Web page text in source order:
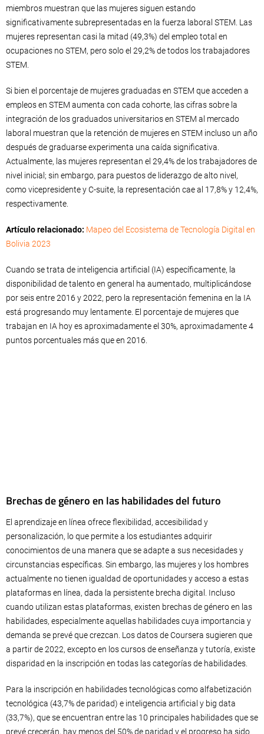
miembros muestran que las mujeres siguen estando
significativamente subrepresentadas en la fuerza laboral STEM. Las
mujeres representan casi la mitad (49,3%) del empleo total en
ocupaciones no STEM, pero solo el 29,2% de todos los trabajadores
STEM.
Si bien el porcentaje de mujeres graduadas en STEM que acceden a
empleos en STEM aumenta con cada cohorte, las cifras sobre la
integración de los graduados universitarios en STEM al mercado
laboral muestran que la retención de mujeres en STEM incluso un año
después de graduarse experimenta una caída significativa.
Actualmente, las mujeres representan el 29,4% de los trabajadores de
nivel inicial; sin embargo, para puestos de liderazgo de alto nivel,
como vicepresidente y C-suite, la representación cae al 17,8% y 12,4%,
respectivamente.
Artículo relacionado: Mapeo del Ecosistema de Tecnología Digital en
Bolivia 2023
Cuando se trata de inteligencia artificial (IA) específicamente, la
disponibilidad de talento en general ha aumentado, multiplicándose
por seis entre 2016 y 2022, pero la representación femenina en la IA
está progresando muy lentamente. El porcentaje de mujeres que
trabajan en IA hoy es aproximadamente el 30%, aproximadamente 4
puntos porcentuales más que en 2016.
Brechas de género en las habilidades del futuro
El aprendizaje en línea ofrece flexibilidad, accesibilidad y
personalización, lo que permite a los estudiantes adquirir
conocimientos de una manera que se adapte a sus necesidades y
circunstancias específicas. Sin embargo, las mujeres y los hombres
actualmente no tienen igualdad de oportunidades y acceso a estas
plataformas en línea, dada la persistente brecha digital. Incluso
cuando utilizan estas plataformas, existen brechas de género en las
habilidades, especialmente aquellas habilidades cuya importancia y
demanda se prevé que crezcan. Los datos de Coursera sugieren que
a partir de 2022, excepto en los cursos de enseñanza y tutoría, existe
disparidad en la inscripción en todas las categorías de habilidades.
Para la inscripción en habilidades tecnológicas como alfabetización
tecnológica (43,7% de paridad) e inteligencia artificial y big data
(33,7%), que se encuentran entre las 10 principales habilidades que se
prevé crecerán, hay menos del 50% de paridad y el progreso ha sido